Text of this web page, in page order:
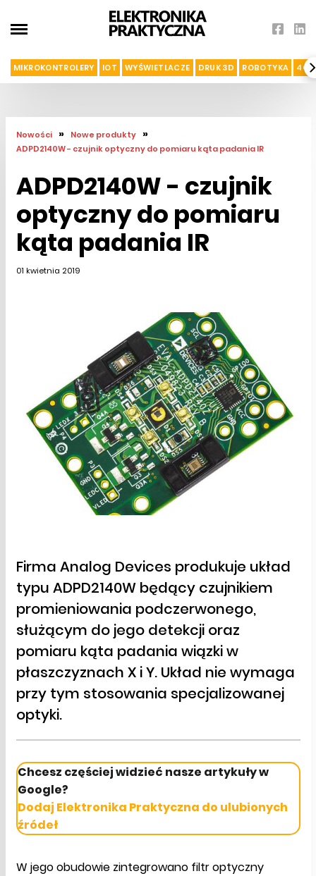
MIKROKONTROLERY IOT WYŚWIETLACZE DRUK 3D ROBOTYKA 4G I
Nowości » Nowe produkty »
ADPD2140W - czujnik optyczny do pomiaru kąta padania IR
ADPD2140W - czujnik
optyczny do pomiaru
kąta padania IR
01 kwietnia 2019
Firma Analog Devices produkuje układ
typu ADPD2140W będący czujnikiem
promieniowania podczerwonego,
służącym do jego detekcji oraz
pomiaru kąta padania wiązki w
płaszczyznach X i Y. Układ nie wymaga
przy tym stosowania specjalizowanej
optyki.
Chcesz częściej widzieć nasze artykuły w
Google?
Dodaj Elektronika Praktyczna do ulubionych
źródeł
W jego obudowie zintegrowano filtr optyczny